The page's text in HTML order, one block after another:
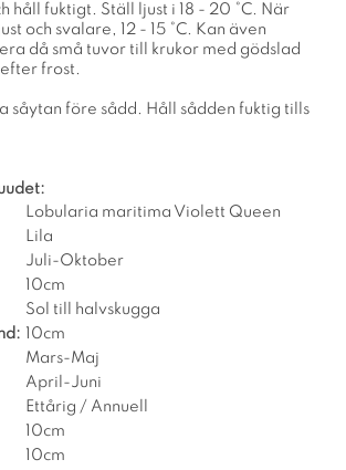
håll fuktigt. Ställ ljust i 18 - 20 °C. När
och svalare, 12 - 15 °C. Kan även
då små tuvor till krukor med gödslad
frost.
såytan före sådd. Håll sådden fuktig tills
Lobularia maritima Violett Queen
Lila
Juli-Oktober
10cm
Sol till halvskugga
10cm
Mars-Maj
April-Juni
Ettårig / Annuell
10cm
10cm